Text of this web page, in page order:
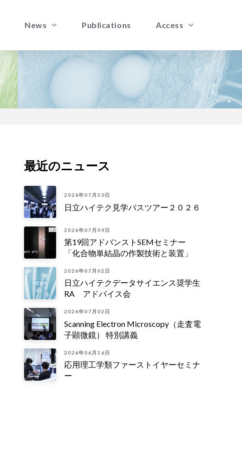
News Publications Access
最近のニュース
2026年07月30日
日立ハイテク見学バスツアー２０２６
2026年07月09日
第19回アドバンストSEMセミナー
「化合物単結晶の作製技術と装置」
2026年07月02日
日立ハイテクデータサイエンス奨学生
RA アドバイス会
2026年07月02日
Scanning Electron Microscopy（走査電
子顕微鏡） 特別講義
2026年06月16日
応用理工学類ファーストイヤーセミナ
ー